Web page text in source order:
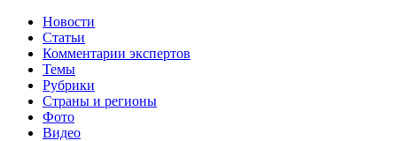
Новости
Статьи
Комментарии экспертов
Темы
Рубрики
Страны и регионы
Фото
Видео